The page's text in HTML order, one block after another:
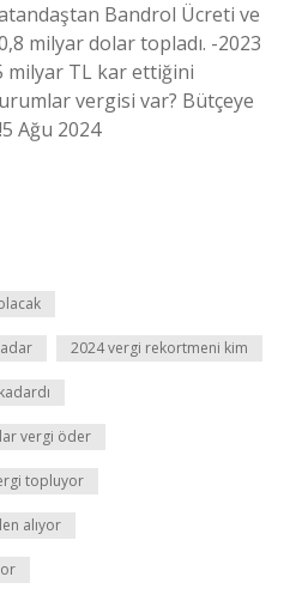
Bandrol Ücreti ve
milyar dolar topladı. -2023
milyar TL kar ettiğini
vergisi var? Bütçeye
Ağu 2024
2024 vergi rekortmeni kim
vergi öder
topluyor
alıyor